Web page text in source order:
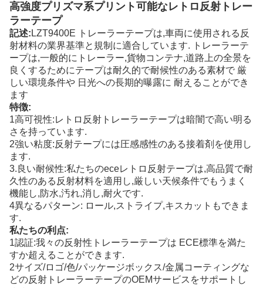
高強度プリズマ系プリント可能なレトロ反射トレー
ラーテープ
記述: LZT9400E トレーラーテープは,車両に使用される反
射材料の業界基準と規制に適合しています. トレーラーテ
ープは,一般的にトレーラー,貨物コンテナ,道路上の全景を
良くするためにテープは耐久的で耐候性のある素材で 厳
しい環境条件や 日光への長期的曝露に 耐えることができ
ます
特徴:
1高可視性:レトロ反射トレーラーテープは暗闇で高い明る
さを持っています.
2強い粘度:反射テープには圧感感性のある接着剤を使用し
ます.
3.良い耐候性:私たちのeceレトロ反射テープは,高品質で耐
久性のある反射材料を適用し,厳しい天候条件でもうまく
機能し,防水,汚れ,消し,耐火です.
4異なるパターン: ロール,ストライプ,キスカットもできま
す.
私たちの利点:
1認証:我々の反射性トレーラーテープは ECE標準を満た
すか超えることができます.
2サイズ/ロゴ/色/パッケージボックス/金属コーティングな
どの反射トレーラーテープのOEMサービスをサポートし